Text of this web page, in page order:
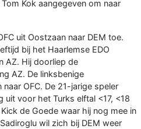
Kok aangegeven om naar
uit Oostzaan naar DEM toe.
bij het Haarlemse EDO
AZ. Hij doorliep de
AZ. De linksbenige
OFC. De 21-jarige speler
uit voor het Turks elftal <17, <18
de Goede waar hij nog mee in
wil zich bij DEM weer